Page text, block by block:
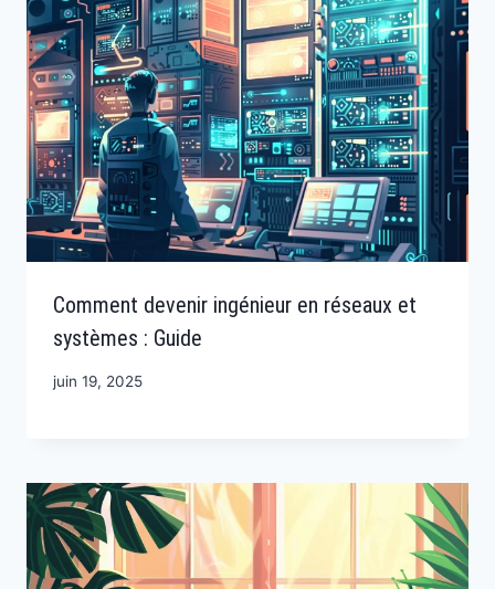
Comment devenir ingénieur en réseaux et
systèmes : Guide
juin 19, 2025